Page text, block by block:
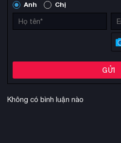
Anh Chị
GỬI
Không có bình luận nào